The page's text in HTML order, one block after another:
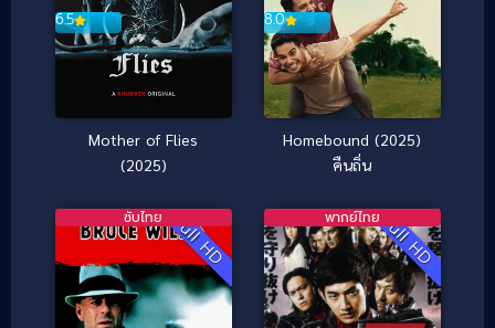
6.5
Mother of Flies
(2025)
8.0
Homebound (2025)
คืนถิ่น
Full HD
ซับไทย Full HD
พากย์ไทย